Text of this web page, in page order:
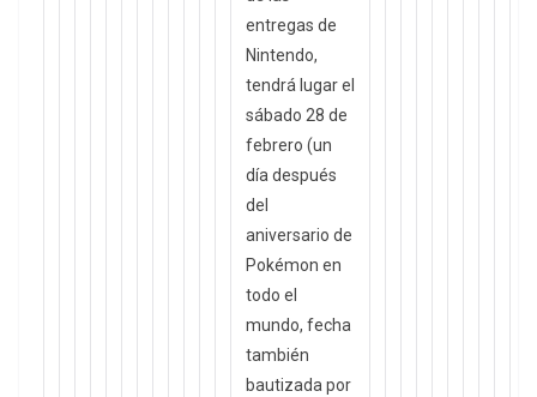
entregas de
Nintendo,
tendrá lugar el
sábado 28 de
febrero (un
día después
del
aniversario de
Pokémon en
todo el
mundo, fecha
también
bautizada por